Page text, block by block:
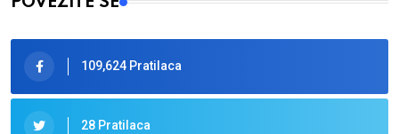
109,624 Pratilaca
28 Pratilaca